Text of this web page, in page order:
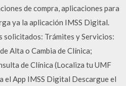
de compra, aplicaciones para
ya la aplicación IMSS Digital.
solicitados: Trámites y Servicios:
Alta o Cambia de Clínica;
de Clínica (Localiza tu UMF
el App IMSS Digital Descargue el